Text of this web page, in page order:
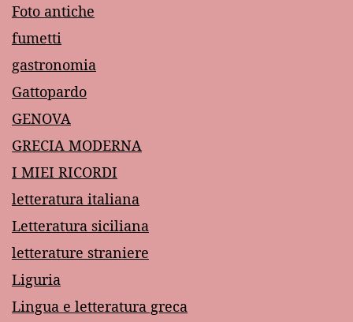
Foto antiche
fumetti
gastronomia
Gattopardo
GENOVA
GRECIA MODERNA
I MIEI RICORDI
letteratura italiana
Letteratura siciliana
letterature straniere
Liguria
Lingua e letteratura greca